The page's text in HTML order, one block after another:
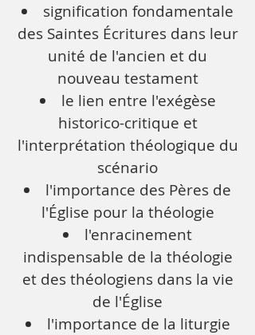
signification fondamentale
des Saintes Écritures dans leur
unité de l'ancien et du
nouveau testament
le lien entre l'exégèse
historico-critique et
l'interprétation théologique du
scénario
l'importance des Pères de
l'Église pour la théologie
l'enracinement
indispensable de la théologie
et des théologiens dans la vie
de l'Église
l'importance de la liturgie